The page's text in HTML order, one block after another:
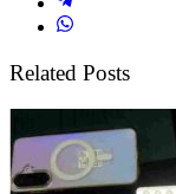
Related Posts